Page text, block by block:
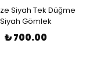
Siyah Tek Düğme
Siyah Gömlek
₺ 700.00